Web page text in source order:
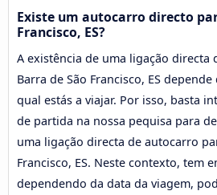
Existe um autocarro directo
Francisco, ES?
A existência de uma ligação directa
Barra de São Francisco, ES
qual estás a viajar. Por isso, basta
de partida na nossa pequisa para
uma ligação directa de autocarro
Francisco, ES. Neste contexto, tem
dependendo da data da viagem,